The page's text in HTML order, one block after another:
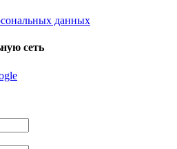
данных
сеть